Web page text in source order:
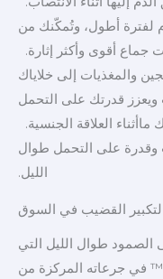
لفترة أطول، وتُمكّنك من
جماع أقوى وأكثر إثارة.
والمغذيات إلى خلاياك
ويعزز قدرتك على التحمل
أثناء العلاقة الجنسية.ما
على التحمل طوال
الليل.
لتكبير القضيب في السوق
الصمود طوال الليل التي
يوفرها لك منتج Hammer Of Thor™ في جرعاته المركزة من